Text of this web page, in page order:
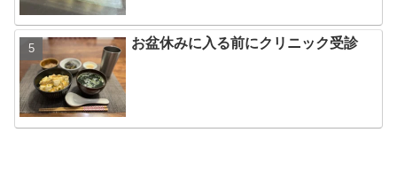
お盆休みに入る前にクリニック受診